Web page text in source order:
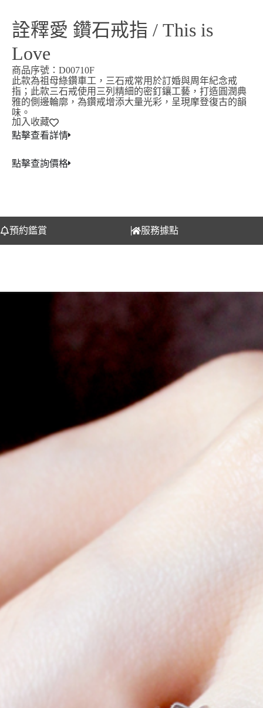
詮釋愛 鑽石戒指 / This is
Love
商品序號：D00710F
此款為祖母綠鑽車工，三石戒常用於訂婚與周年紀念戒
指；此款三石戒使用三列精細的密釘鑲工藝，打造圓潤典
雅的側邊輪廓，為鑽戒增添大量光彩，呈現摩登復古的韻
味。
加入收藏
點擊查看詳情
點擊查詢價格
預約鑑賞 服務據點